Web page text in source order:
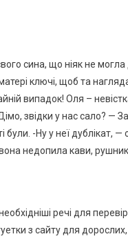
сина, що ніяк не
ключі, щоб та
випадок! Оля –
звідки у нас сало? —
-Ну у неї дyблікат, —
недопила кави,
речі для
з сайту для